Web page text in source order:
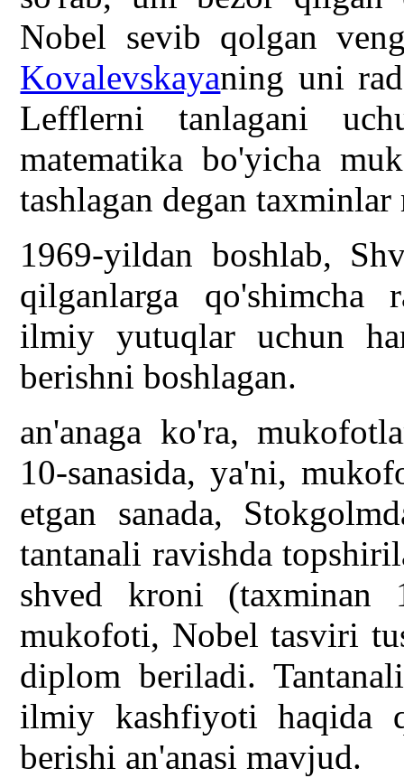
Nobel sevib qolgan
Kovalevskayaning uni
Lefflerni tanlagani
matematika bo'yicha
tashlagan degan
1969-yildan boshlab,
qilganlarga qo'shimcha
ilmiy yutuqlar uchun
berishni boshlagan.
an'anaga ko'ra,
10-sanasida, ya'ni,
etgan sanada,
tantanali ravishda
shved kroni
mukofoti, Nobel tasviri
diplom beriladi.
ilmiy kashfiyoti haqida
berishi an'anasi mavjud.